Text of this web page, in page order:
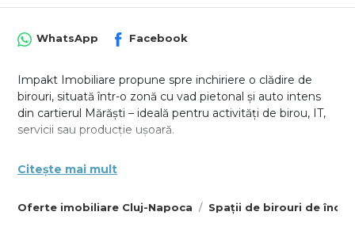
Oferte imobiliare Cluj-Napoca Spații de birouri de
WhatsApp Facebook
Impakt Imobiliare propune spre inchiriere o clădire de
birouri, situată într-o zonă cu vad pietonal și auto intens
din cartierul Mărăști – ideală pentru activități de birou, IT,
servicii sau producție ușoară.
suprafață utilă totală de 1490 mp, distribuită echilibrat,
330mp ultili la etaje si mansarda . Construcția beneficiază
Citește mai mult